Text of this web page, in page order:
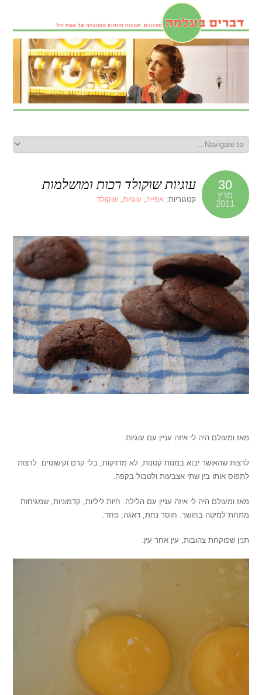
30
מרץ
2011
עוגיות שוקולד רכות ומושלמות
קטגוריות:אפייה, עוגיות,שוקולד
מאז ומעולם היה לי איזה עניין עם עוגיות.
לרצות שהאושר יבוא במנות קטנות, לא מדויקות, בלי קרם וקישוטים. לרצות
לתפוס אותו בין שתי אצבעות ולטבול בקפה.
מאז ומעולם היה לי איזה עניין עם הלילה. חיות ליליות, קדמוניות, שמגיחות
מתחת למיטה בחושך. חוסר נחת, דאגה, פחד.
תנין שפוקחת צהובות, עין אחר עין.